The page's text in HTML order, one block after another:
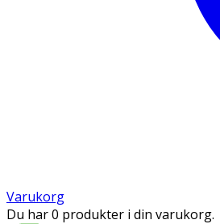
Varukorg
Du har 0 produkter i din varukorg.